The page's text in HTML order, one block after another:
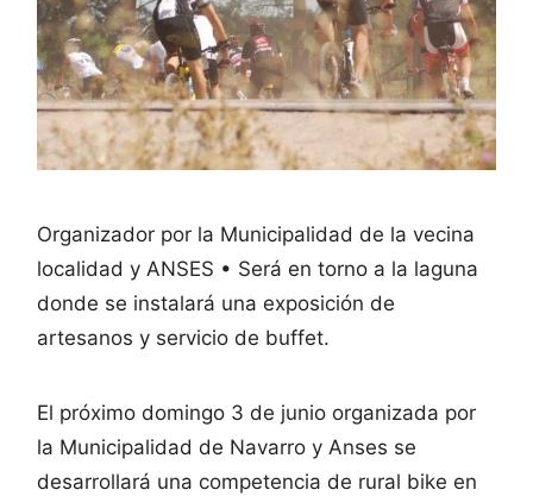
Organizador por la Municipalidad de la vecina
localidad y ANSES • Será en torno a la laguna
donde se instalará una exposición de
artesanos y servicio de buffet.
El próximo domingo 3 de junio organizada por
la Municipalidad de Navarro y Anses se
desarrollará una competencia de rural bike en